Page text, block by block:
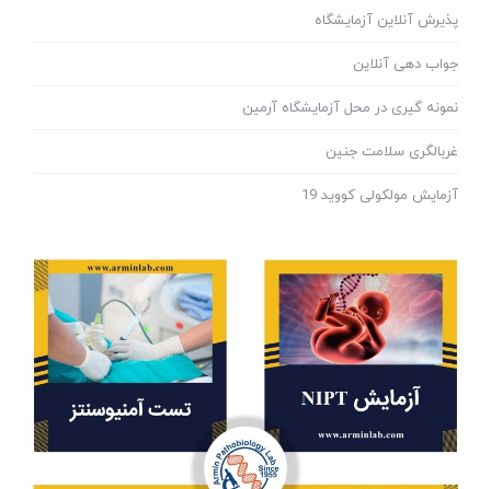
پذیرش آنلاین آزمایشگاه
جواب دهی آنلاین
نمونه گیری در محل آزمایشگاه آرمین
غربالگری سلامت جنین
آزمایش مولکولی کووید 19